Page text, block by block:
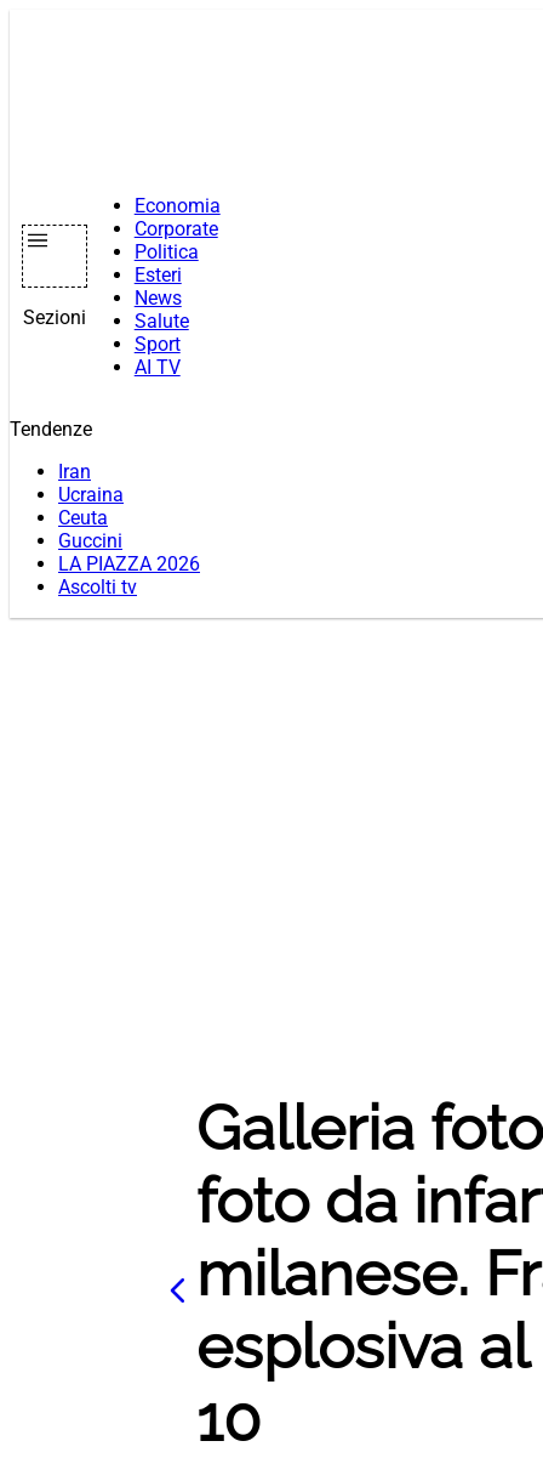
Sezioni
Economia
Corporate
Politica
Esteri
News
Salute
Sport
AI TV
Tendenze
Iran
Ucraina
Ceuta
Guccini
LA PIAZZA 2026
Ascolti tv
Galleria
foto da
milanese.
esplosiva
10